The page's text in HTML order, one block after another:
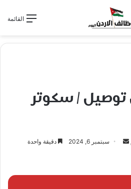
القائمة
/ سكوتر
أرسل سبتمبر 6, 2024 دقيقة واحدة